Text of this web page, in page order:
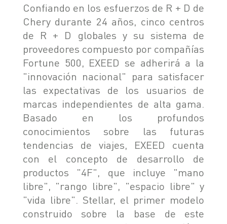
Confiando en los esfuerzos de R + D de
Chery durante 24 años, cinco centros
de R + D globales y su sistema de
proveedores compuesto por compañías
Fortune 500, EXEED se adherirá a la
"innovación nacional" para satisfacer
las expectativas de los usuarios de
marcas independientes de alta gama.
Basado en los profundos
conocimientos sobre las futuras
tendencias de viajes, EXEED cuenta
con el concepto de desarrollo de
productos "4F", que incluye "mano
libre", "rango libre", "espacio libre" y
"vida libre". Stellar, el primer modelo
construido sobre la base de este